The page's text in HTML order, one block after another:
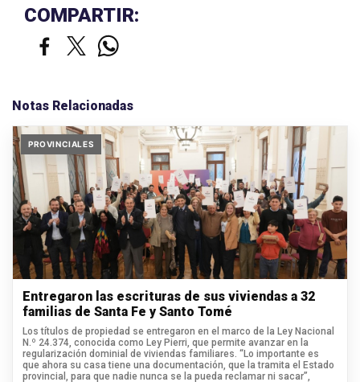
COMPARTIR:
Notas Relacionadas
PROVINCIALES
Entregaron las escrituras de sus viviendas a 32
familias de Santa Fe y Santo Tomé
Los títulos de propiedad se entregaron en el marco de la Ley Nacional
N.º 24.374, conocida como Ley Pierri, que permite avanzar en la
regularización dominial de viviendas familiares. “Lo importante es
que ahora su casa tiene una documentación, que la tramita el Estado
provincial, para que nadie nunca se la pueda reclamar ni sacar”,